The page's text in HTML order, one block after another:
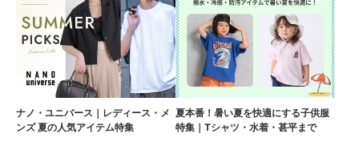
ナノ・ユニバース｜レディース・メ
ンズ 夏の人気アイテム特集
夏本番！暑い夏を快適にする子供服
特集｜Tシャツ・水着・甚平まで